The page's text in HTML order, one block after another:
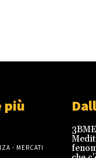
più
- MERCATI